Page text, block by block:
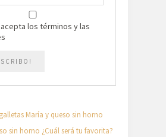
los términos y las
María y queso sin horno
sin horno ¿Cuál será tu favorita?